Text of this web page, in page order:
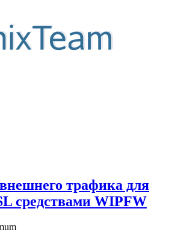
трафика для
средствами WIPFW